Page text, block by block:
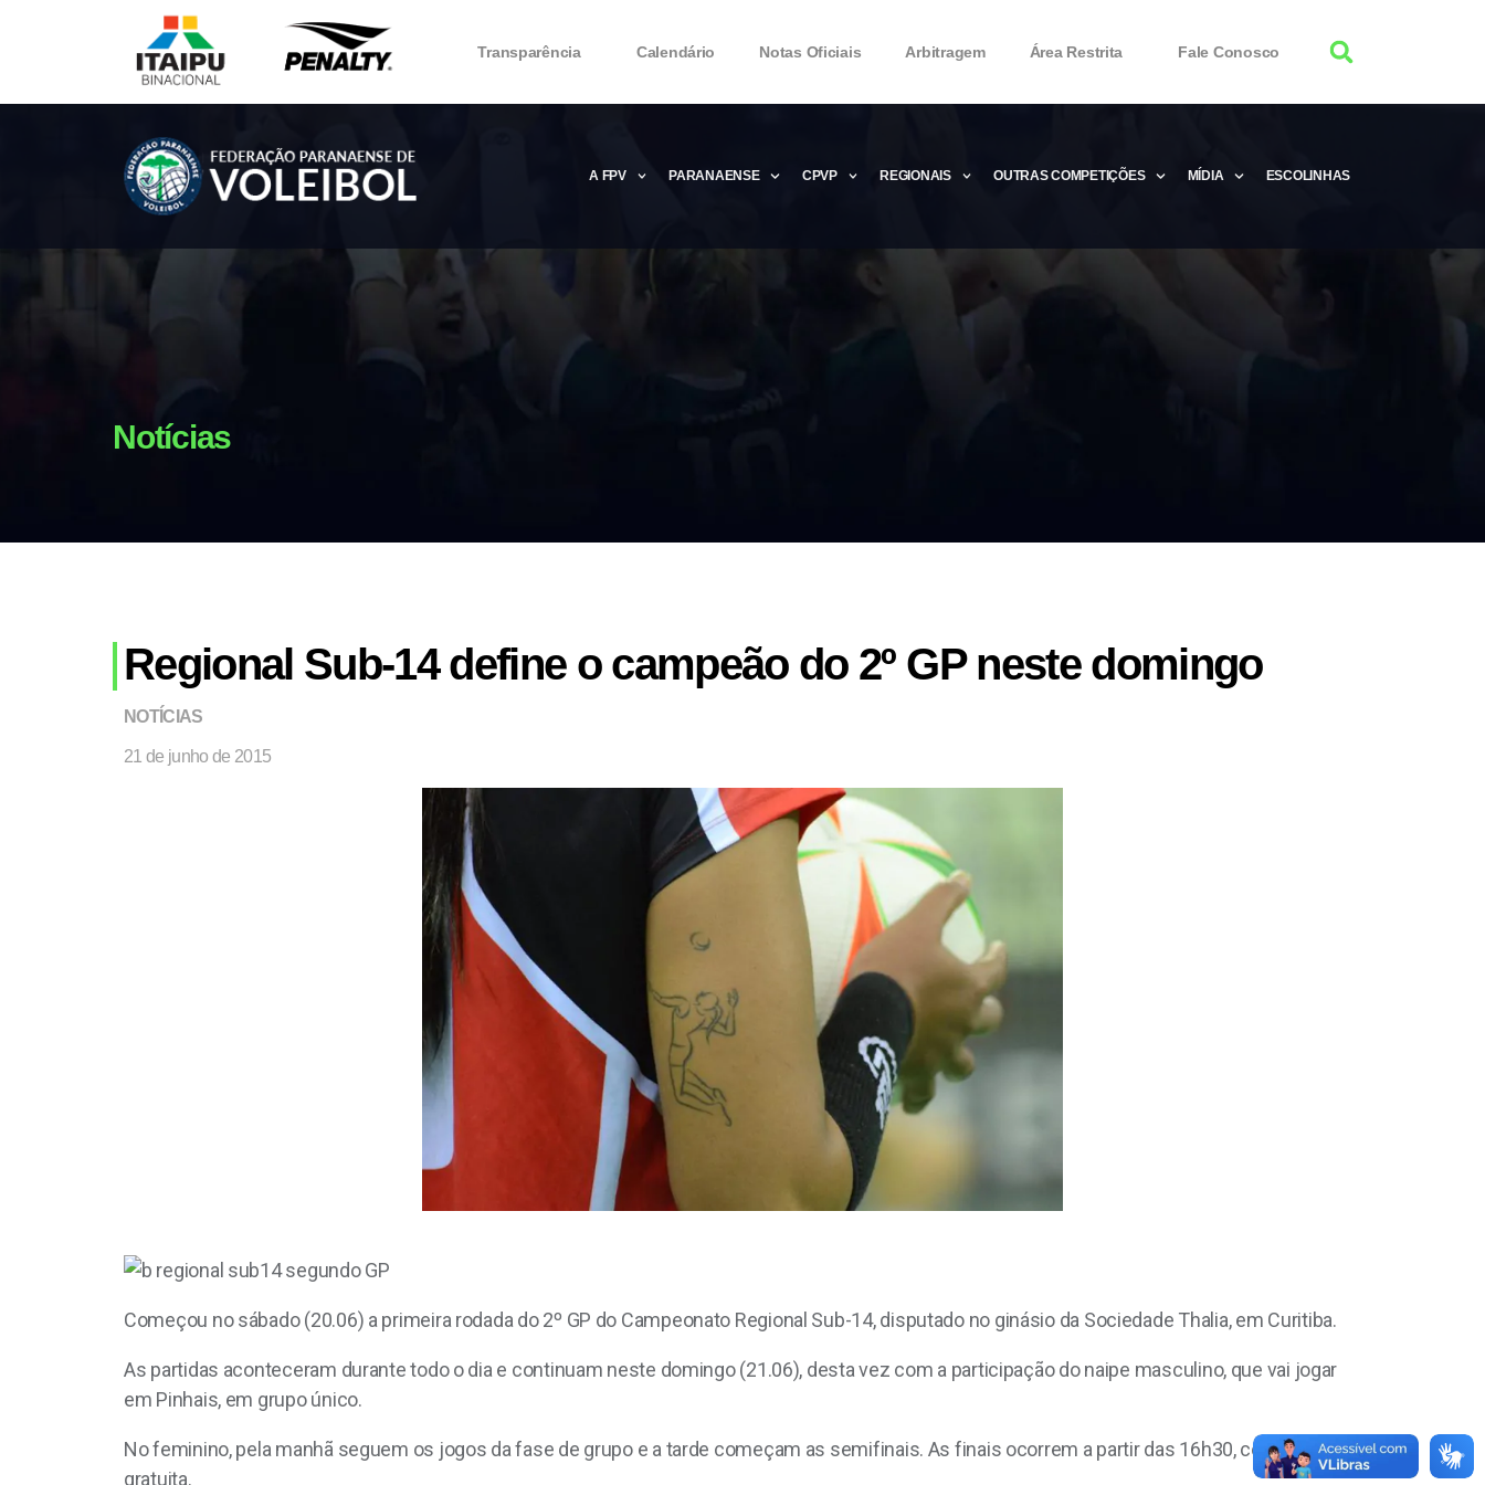
Transparência Calendário Notas Oficiais Arbitragem Área Restrita Fale Conosco
A FPV
Microsoft Office 2016 Product Key 2020 – Free Product Keys
PARANAENSE CPVP REGIONAIS OUTRAS COMPETIÇÕES MÍDIA ESCOLINHAS
Notícias
Regional Sub-14 define o campeão do 2º GP neste domingo
NOTÍCIAS
21 de junho de 2015
Começou no sábado (20.06) a primeira rodada do 2º GP do Campeonato Regional Sub-14, disputado no ginásio da Sociedade Thalia, em Curitiba.
As partidas aconteceram durante todo o dia e continuam neste domingo (21.06), desta vez com a participação do naipe masculino, que vai jogar
em Pinhais, em grupo único.
No feminino, pela manhã seguem os jogos da fase de grupo e a tarde começam as semifinais. As finais ocorrem a partir das 16h30, com entrada
gratuita.